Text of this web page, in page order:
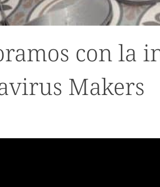
con la
Makers